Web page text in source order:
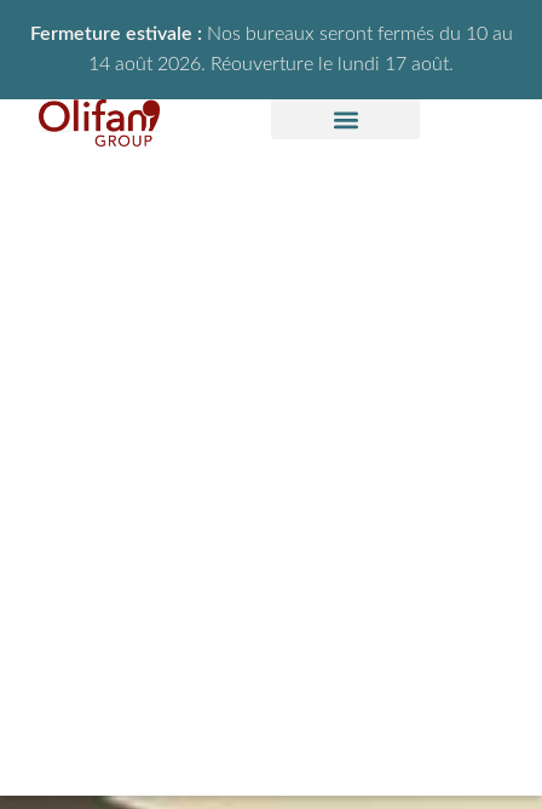
Fermeture estivale : Nos bureaux seront fermés du 10 au
14 août 2026. Réouverture le lundi 17 août.